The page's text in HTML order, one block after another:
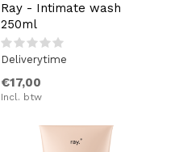
Ray - Intimate wash
250ml
Deliverytime
€17,00
Incl. btw